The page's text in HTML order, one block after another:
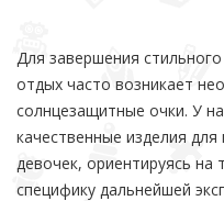
Для завершения
отдых часто возникает
солнцезащитные очки. У
качественные изделия
девочек, ориентируясь на
специфику дальнейшей